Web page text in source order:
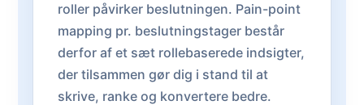
roller påvirker beslutningen. Pain-point
mapping pr. beslutningstager består
derfor af et sæt rollebaserede indsigter,
der tilsammen gør dig i stand til at
skrive, ranke og konvertere bedre.